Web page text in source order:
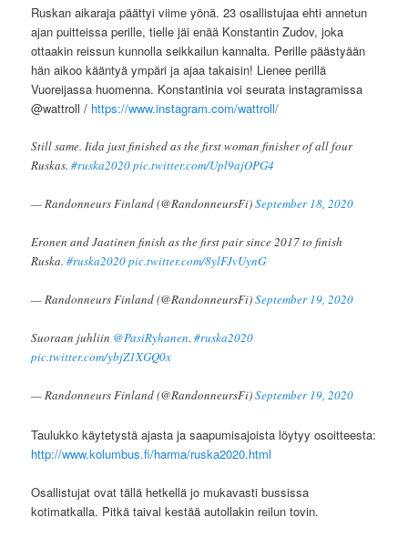
Ruskan aikaraja päättyi viime yönä. 23 osallistujaa ehti annetun
ajan puitteissa perille, tielle jäi enää Konstantin Zudov, joka
ottaakin reissun kunnolla seikkailun kannalta. Perille päästyään
hän aikoo kääntyä ympäri ja ajaa takaisin! Lienee perillä
Vuoreijassa huomenna. Konstantinia voi seurata instagramissa
@wattroll / https://www.instagram.com/wattroll/
Still same. Iida just finished as the first woman finisher of all four
Ruskas.#ruska2020pic.twitter.com/Upl9ajOPG4
— Randonneurs Finland (@RandonneursFi)September 18, 2020
Eronen and Jaatinen finish as the first pair since 2017 to finish
Ruska.#ruska2020pic.twitter.com/8ylFJvUynG
— Randonneurs Finland (@RandonneursFi)September 19, 2020
Suoraan juhliin @PasiRyhanen.#ruska2020
pic.twitter.com/ybjZ1XGQ0x
— Randonneurs Finland (@RandonneursFi)September 19, 2020
Taulukko käytetystä ajasta ja saapumisajoista löytyy osoitteesta:
http://www.kolumbus.fi/harma/ruska2020.html
Osallistujat ovat tällä hetkellä jo mukavasti bussissa
kotimatkalla. Pitkä taival kestää autollakin reilun tovin.